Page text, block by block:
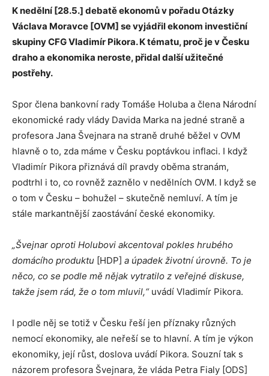
K nedělní [28.5.] debatě ekonomů v pořadu Otázky
Václava Moravce [OVM] se vyjádřil ekonom investiční
skupiny CFG Vladimír Pikora. K tématu, proč je v Česku
draho a ekonomika neroste, přidal další užitečné
postřehy.
Spor člena bankovní rady Tomáše Holuba a člena Národní
ekonomické rady vlády Davida Marka na jedné straně a
profesora Jana Švejnara na straně druhé běžel v OVM
hlavně o to, zda máme v Česku poptávkou inflaci. I když
Vladimír Pikora přiznává díl pravdy oběma stranám,
podtrhl i to, co rovněž zaznělo v nedělních OVM. I když se
o tom v Česku – bohužel – skutečně nemluví. A tím je
stále markantnější zaostávání české ekonomiky.
„Švejnar oproti Holubovi akcentoval pokles hrubého
domácího produktu [HDP] a úpadek životní úrovně. To je
něco, co se podle mě nějak vytratilo z veřejné diskuse,
takže jsem rád, že o tom mluvil,“ uvádí Vladimír Pikora.
I podle něj se totiž v Česku řeší jen příznaky různých
nemocí ekonomiky, ale neřeší se to hlavní. A tím je výkon
ekonomiky, její růst, doslova uvádí Pikora. Souzní tak s
názorem profesora Švejnara, že vláda Petra Fialy [ODS]